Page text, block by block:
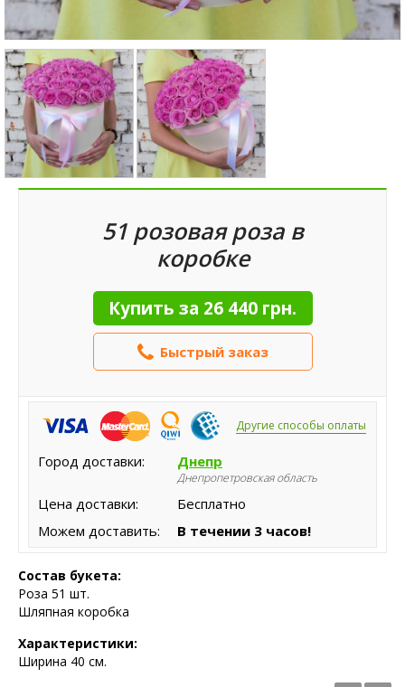
51 розовая роза в
коробке
Купить за 26 440 грн.
Быстрый заказ
Другие способы оплаты
Город доставки: Днепр
Днепропетровская область
Цена доставки:
Бесплатно
Можем доставить:
В течении 3 часов!
Состав букета:
Роза 51 шт.
Шляпная коробка
Характеристики:
Ширина 40 см.